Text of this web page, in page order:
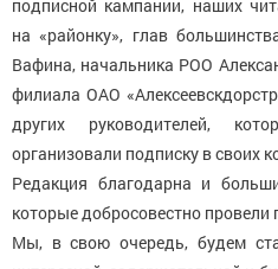
подписной кампании, наших
на «районку», глав
Вафина, начальника РОО
филиала ОАО
других руководителей,
организовали подписку в своих
Редакция благодарна и
которые добросовестно провели
Мы, в свою очередь, будем